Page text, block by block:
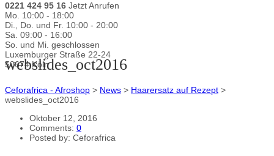
0221 424 95 16 Jetzt Anrufen
Mo. 10:00 - 18:00
Di., Do. und Fr. 10:00 - 20:00
Sa. 09:00 - 16:00
So. und Mi. geschlossen
Luxemburger Straße 22-24
50674 Köln
webslides_oct2016
Ceforafrica - Afroshop > News > Haarersatz auf Rezept >
webslides_oct2016
Oktober 12, 2016
Comments: 0
Posted by: Ceforafrica